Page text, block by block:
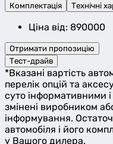
Комплектація Технічні
Ціна від: 890000
Отримати пропозицію
Тест-драйв
*Вказані вартість
перелік опцій та
суто інформативними
змінені виробником
інформування.
автомобіля і його
у Вашого дилера.